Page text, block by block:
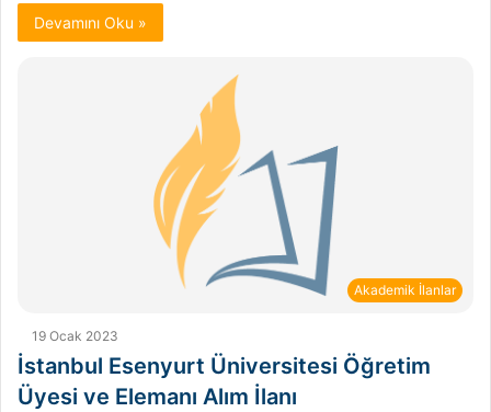
Devamını Oku »
Akademik İlanlar
19 Ocak 2023
İstanbul Esenyurt Üniversitesi Öğretim
Üyesi ve Elemanı Alım İlanı